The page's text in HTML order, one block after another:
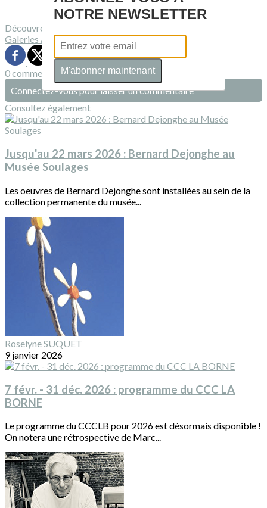
Découvrez davantage d'articles sur ces thèmes :
Galeries ArtistesExposition
0 commentaire(s)
Connectez-vous pour laisser un commentaire
Consultez également
Jusqu'au 22 mars 2026 : Bernard Dejonghe au
Musée Soulages
Les oeuvres de Bernard Dejonghe sont installées au sein de la
collection permanente du musée...
Roselyne SUQUET
9 janvier 2026
7 févr. - 31 déc. 2026 : programme du CCC LA
BORNE
Le programme du CCCLB pour 2026 est désormais disponible !
On notera une rétrospective de Marc...
NOTRE NEWSLETTER
M'abonner maintenant